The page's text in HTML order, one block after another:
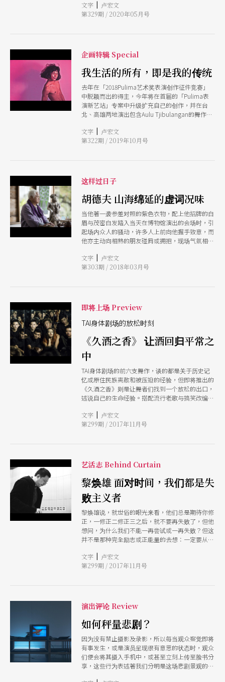
人生命的诡谲处境。
文字 | 卢宏文
第329期 / 2020年05月号
企画特辑 Special
我生活的所有，即是我的传统
去年在「2018Pulima艺术奖表演创作征件竞赛」
中脱颖而出的得主，今年将在首届的「Pulima表
演新艺站」专案中升级扩充自己的创作，并在台
北、高雄两地演出包含Aulu Tjibulangan的舞作
数》及电子音乐团体「幽法」的跨界音乐作品
《aynuko》，这些作品皆由最贴近自身的生命故
文字 | 卢宏文
第322期 / 2019年10月号
这样过日子
胡德夫 山海绵延的虚词况味
当他著一袭参差对照的紫色衣物，配上他招牌的白
眉与茂密白发踏入当天在博物馆演出的会场时，引
起场内众人的骚动，许多人上前向他握手致意，而
他亦主动向相熟的朋友碰肩或拥抱，现场气氛相当
中静默。 这是我第一次听到胡德夫现场的弹唱，
随著歌声，近年他出版的两本随笔内容，仿佛历历
与李双泽交会的经过，以及自己因参与原住民权利
运动，遭特务监视及禁唱的忧愁岁月。 有时不免
怀疑，故事会不会总有说完的一天？但当胡德夫的
子，嘴里的故事将源源不绝，就像他所提及，原住
民族歌谣中那千锤百炼、可即兴可反复，「没有文
字，反而传得更精准的」的虚词，外界看来或许总
是在「Hi Ya Ho Hai Yan」，其间却蕴藏无穷变
化。一天的相处下来，总是被人大写的胡德夫让我
看见他同时也是歌者／创作者／流浪者／老烟枪／
酒友／慈父／有血气且不受控之人 这条斜杠应可
无止尽地排列下去，恰似绵延无尽的泥土与海洋，
和歌谣中反复不绝的虚词
文字 | 卢宏文
第303期 / 2018年03月号
即将上场 Preview
TAI身体剧场的放松时刻
《久酒之香》 让酒回归平常之
中
TAI身体剧场的前六支舞作，谈的都是关于历史记
忆或原住民族离散和被压迫的经验，但即将推出的
《久酒之香》则是让舞者们找到一个放松的出口，
述说自己的生命经验。搭配流行老歌与搞笑改编童
泄，也邀请观众在观赏表演的当下，一起将情绪释
放出来。
文字 | 卢宏文
第299期 / 2017年11月号
艺活志 Behind Curtain
黎焕雄 面对时间，我们都是失
败主义者
黎焕雄说，就世俗的眼光来看，他们总是期待你修
正，一修正二修正三之后，就不要再失败了，但他
想问，为什么我们不能一再尝试或一再失败？但这
并不是那种完全励志或正能量的去想：一定要从这
种刚刚好的谦卑，无论是对于自己，或是对于世
界。
文字 | 卢宏文
第299期 / 2017年11月号
演出评论 Review
如何秤量悲剧？
因为没有禁止摄影及录影，所以每当观众察觉即将
有事发生，或是演员呈现很有意思的状态时，观众
们便会将其摄入手机中，或甚至立刻上传至脸书分
享，这些行为表述著我们分明是这场悲剧景观的旁